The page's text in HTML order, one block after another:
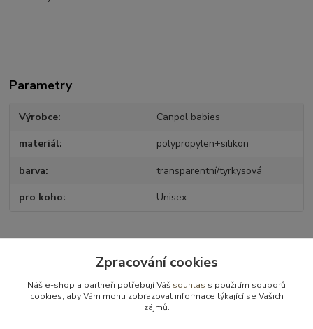
Parametry
Výrobce Canpol babies
materiál polypropylen+silikon
barva transparentní/tyrkysová
pro koho Unisex
Zboží zařazeno v kategoriích
Kojenecké potřeby
Krmení
Zpracování cookies
Náš e-shop a partneři potřebují Váš souhlas s použitím souborů
cookies, aby Vám mohli zobrazovat informace týkající se Vašich
zájmů.